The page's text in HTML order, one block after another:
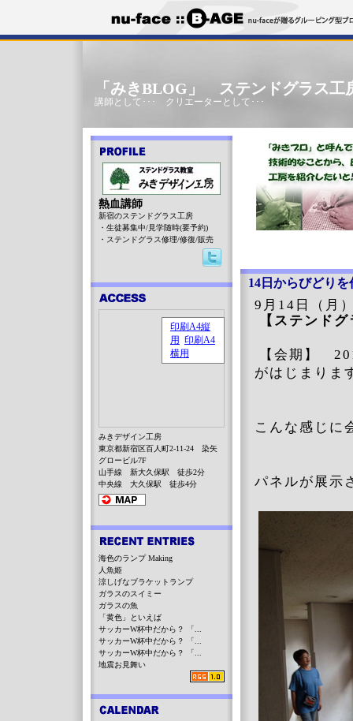
「みきBLOG」 ステンドグラス工
講師として･･･ クリエーターとして･･･
14日からびどり
9月14日（月
【ステンド
【会期】
がはじまりま
こんな感じに
パネルが展示
熱血講師
新宿のステンドグラス工房
・生徒募集中/見学随時(要予約)
・ステンドグラス修理/修復/販売
みきデザイン工房
東京都新宿区百人町2-11-24 染矢
グロービル7F
山手線 新大久保駅 徒歩2分
中央線 大久保駅 徒歩4分
海色のランプ Making
人魚姫
涼しげなブラケットランプ
ガラスのスイミー
ガラスの魚
「黄色」といえば
サッカーW杯中だから？ 「...
サッカーW杯中だから？ 「...
サッカーW杯中だから？ 「...
地震お見舞い